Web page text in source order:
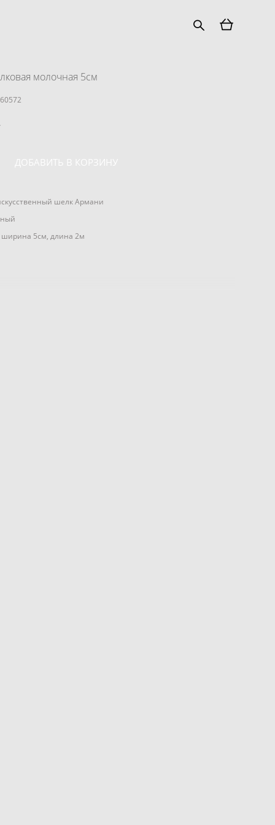
молочная 5см
ДОБАВИТЬ В КОРЗИНУ
шелк Армани
5см, длина 2м